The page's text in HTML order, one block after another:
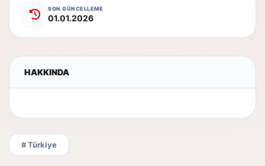
SON GÜNCELLEME
01.01.2026
HAKKINDA
# Türkiye